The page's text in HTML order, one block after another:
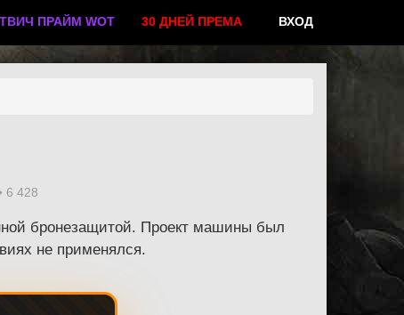
ТВИЧ ПРАЙМ WOT 30 ДНЕЙ ПРЕМА ВХОД
6 428
бронезащитой. Проект машины был
не применялся.